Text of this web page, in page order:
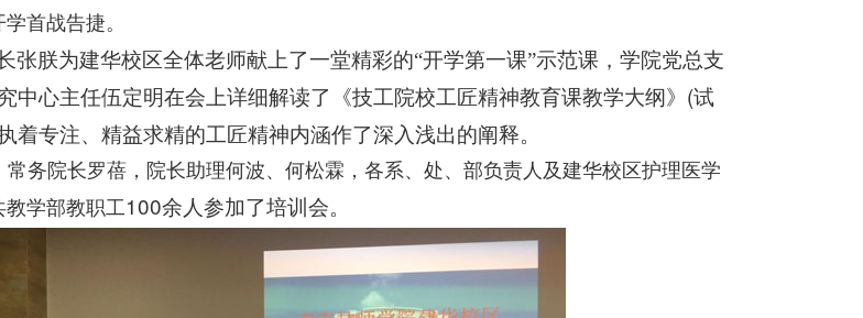
首战告捷。
张朕为建华校区全体老师献上了一堂精彩的“开学第一课”示范课，学院党总支
中心主任伍定明在会上详细解读了《技工院校工匠精神教育课教学大纲》 (试
着专注、精益求精的工匠精神内涵作了深入浅出的阐释。
常务院长罗蓓，院长助理何波、何松霖，各系、处、部负责人及建华校区护理医学
教学部教职工 100余人参加了培训会。